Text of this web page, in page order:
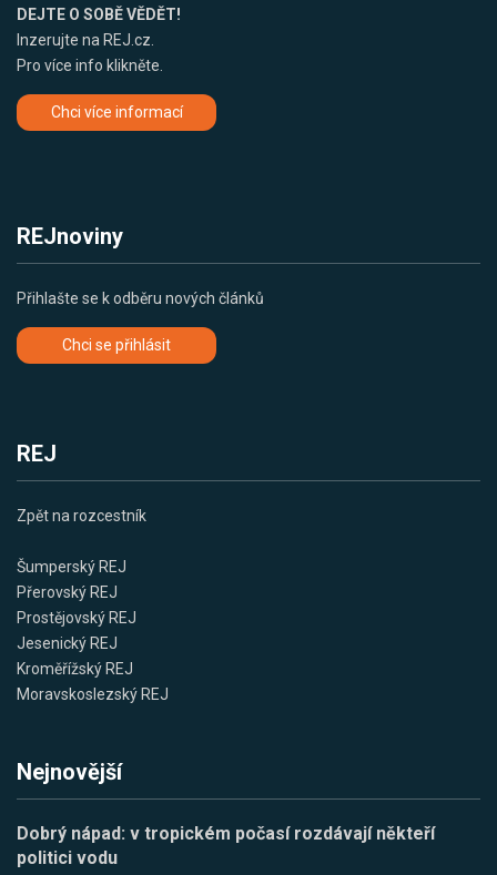
DEJTE O SOBĚ VĚDĚT!
Inzerujte na REJ.cz.
Pro více info klikněte.
Chci více informací
REJnoviny
Přihlašte se k odběru nových článků
Chci se přihlásit
REJ
Zpět na rozcestník
Šumperský REJ
Přerovský REJ
Prostějovský REJ
Jesenický REJ
Kroměřížský REJ
Moravskoslezský REJ
Nejnovější
Dobrý nápad: v tropickém počasí rozdávají někteří
politici vodu